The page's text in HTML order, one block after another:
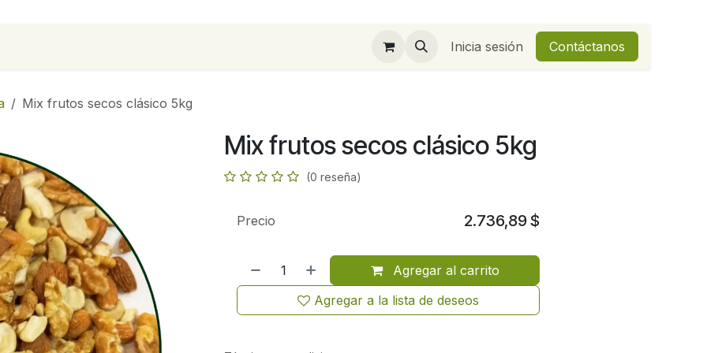
Inicia sesión Contáctanos
Mix frutos secos clásico 5kg
Mix frutos secos clásico 5kg
(0 reseña)
Agregar al carrito
Agregar a la lista de deseos
Precio 2.736,89$